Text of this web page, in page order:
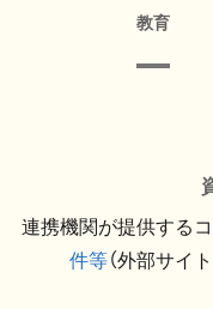
教育
連携機関が提供するコ
件等（外部サイ